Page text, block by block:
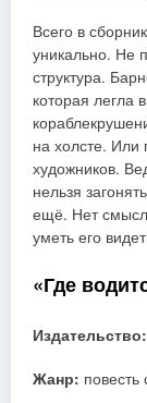
Всего в
уникально. Не
структура.
которая легла
на холсте. Или
художников.
нельзя
ещё. Нет
уметь его
«Где
Издательство:
Жанр: повесть